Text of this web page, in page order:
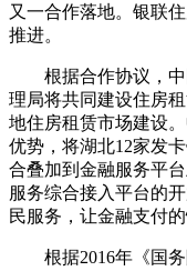
又一合作落地。银联
推进。
根据合作协议，中
理局将共同建设住房
地住房租赁市场建设
优势，将湖北12家发
合叠加到金融服务平
服务综合接入平台的
民服务，让金融支付
根据2016年《国务